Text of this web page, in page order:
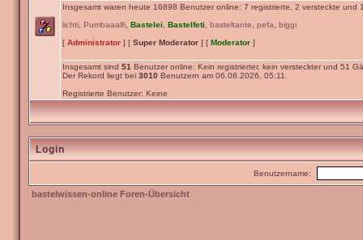
Insgesamt waren heute 16898 Benutzer online: 7 registrierte, 2 versteckte und
lichti
Pumbaaalfi Bastelei Bastelfeti basteltante pefa
biggi
[ Administrator ] [ Super Moderator ] [ Moderator ]
Insgesamt sind 51 Benutzer online: Kein registrierter, kein versteckter und 51
Der Rekord liegt bei 3010 Benutzern am 06.08.2026, 05:11.
Registrierte Benutzer: Keine
Login
Benutzername:
bastelwissen-online Foren-Übersicht